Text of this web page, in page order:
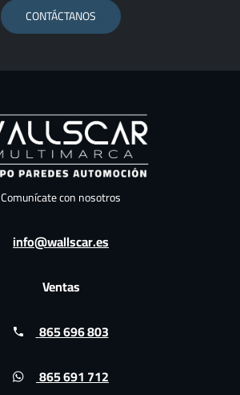
CONTÁCTANOS
Comunícate con nosotros
info@wallscar.es
Ventas
865 696 803
865 691 712